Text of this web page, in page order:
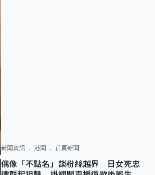
新聞資訊 港聞 首頁新聞
偶像「不點名」談粉絲越界 日女死忠